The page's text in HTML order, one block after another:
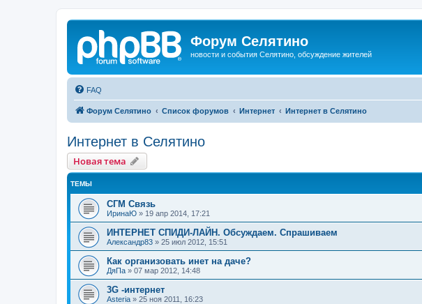
Форум Селятино
новости и события Селятино, обсуждение жителей
FAQ
Форум Селятино Список форумов Интернет Интернет в Селятино
Интернет в Селятино
Новая тема
ТЕМЫ
СГМ Связь
ИринаЮ » 19 апр 2014, 17:21
ИНТЕРНЕТ СПИДИ-ЛАЙН. Обсуждаем. Спрашиваем
Александр83 » 25 июл 2012, 15:51
Как организовать инет на даче?
ДяПа » 07 мар 2012, 14:48
3G -интернет
Asteria » 25 ноя 2011, 16:23